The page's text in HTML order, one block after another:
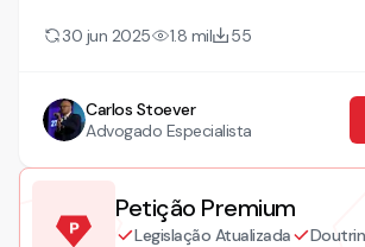
30 jun 2025 1.8 mil 55
Carlos Stoever
Advogado Especialista
Petição Premium
Legislação Atualizada